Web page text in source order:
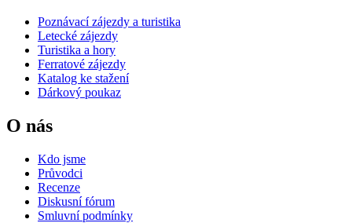
Poznávací zájezdy a turistika
Letecké zájezdy
Turistika a hory
Ferratové zájezdy
Katalog ke stažení
Dárkový poukaz
O nás
Kdo jsme
Průvodci
Recenze
Diskusní fórum
Smluvní podmínky